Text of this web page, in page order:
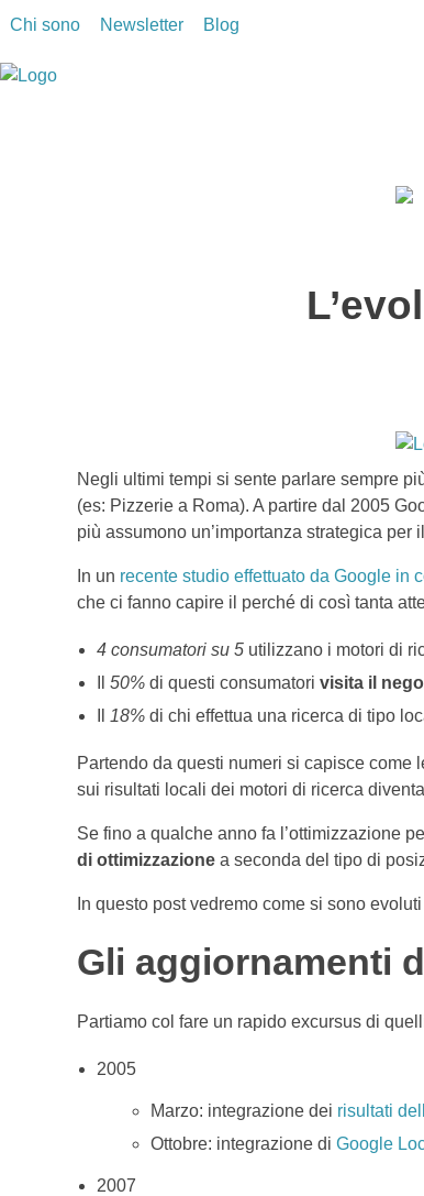
Chi sono Newsletter Blog
Negli ultimi tempi si sente parlare sempre
(es: Pizzerie a Roma). A partire dal 2005
più assumono un’importanza strategica per
In un recente studio effettuato da Google in
che ci fanno capire il perché di così tanta
4 consumatori su 5utilizzano i motori di
50%di questi consumatori visita il
18%di chi effettua una ricerca di tipo
Partendo da questi numeri si capisce
sui risultati locali dei motori di ricerca
Se fino a qualche anno fa l’ottimizzazione
di ottimizzazione a seconda del tipo di
In questo post vedremo come si sono
Gli aggiornamenti
Partiamo col fare un rapido excursus di
2005
Marzo: integrazione dei risultati
Ottobre: integrazione diGoogle
2007